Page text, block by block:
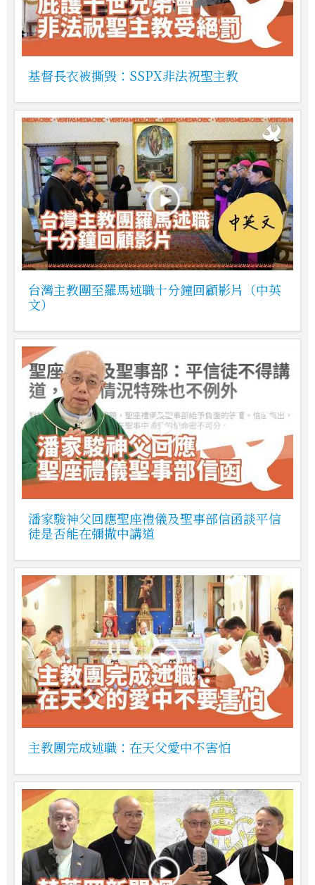
基督長衣被撕毀：SSPX非法祝聖主教
台灣主教團至羅馬述職十分鐘回顧影片（中英
文）
潘家駿神父回應聖座禮儀及聖事部信函談平信
徒是否能在彌撒中講道
主教團完成述職：在天父愛中不害怕